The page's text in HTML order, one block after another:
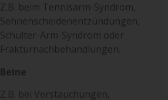
Z.B. beim Tennisarm-Syndrom,
Sehnenscheidenentzündungen,
Schulter-Arm-Syndrom oder
Frakturnachbehandlungen.
Beine
Z.B. bei Verstauchungen,